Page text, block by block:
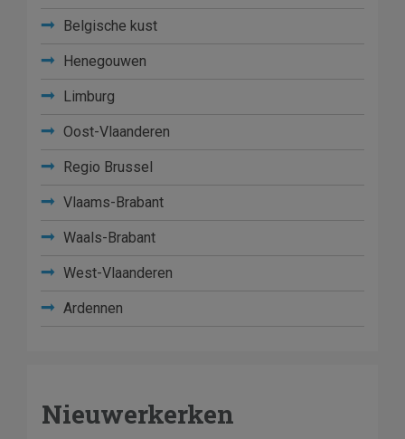
Belgische kust
Henegouwen
Limburg
Oost-Vlaanderen
Regio Brussel
Vlaams-Brabant
Waals-Brabant
West-Vlaanderen
Ardennen
Nieuwerkerken